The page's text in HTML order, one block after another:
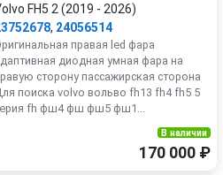
FH5 2 (2019 - 2026)
, 24056514
правая led фара
диодная умная фара на
сторону пассажирская сторона
поиска volvo вольво fh13 fh4 fh5 5
fh фш4 фш фш5 фш1...
В наличии
170 000 ₽